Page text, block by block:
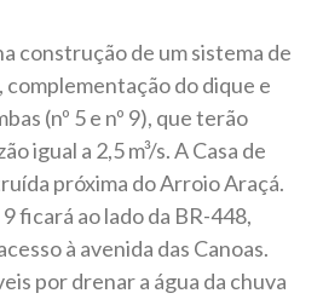
construção de um sistema de
complementação do dique e
(nº 5 e nº 9), que terão
igual a 2,5 m³/s. A Casa de
próxima do Arroio Araçá.
9 ficará ao lado da BR-448,
à avenida das Canoas.
por drenar a água da chuva